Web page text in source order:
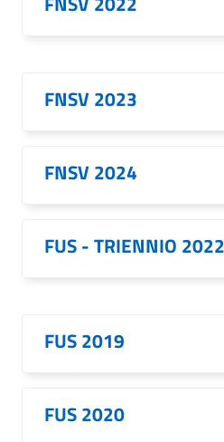
FNSV 2023
FNSV 2024
FUS - TRIENNIO
FUS 2019
FUS 2020